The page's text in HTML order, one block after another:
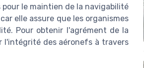
le maintien de la navigabilité
elle assure que les organismes
Pour obtenir l'agrément de la
l'intégrité des aéronefs à travers